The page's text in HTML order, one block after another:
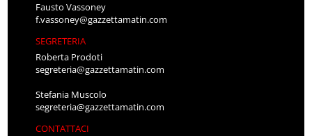
Fausto Vassoney
f.vassoney@gazzettamatin.com
SEGRETERIA
Roberta Prodoti
segreteria@gazzettamatin.com
Stefania Muscolo
segreteria@gazzettamatin.com
CONTATTACI